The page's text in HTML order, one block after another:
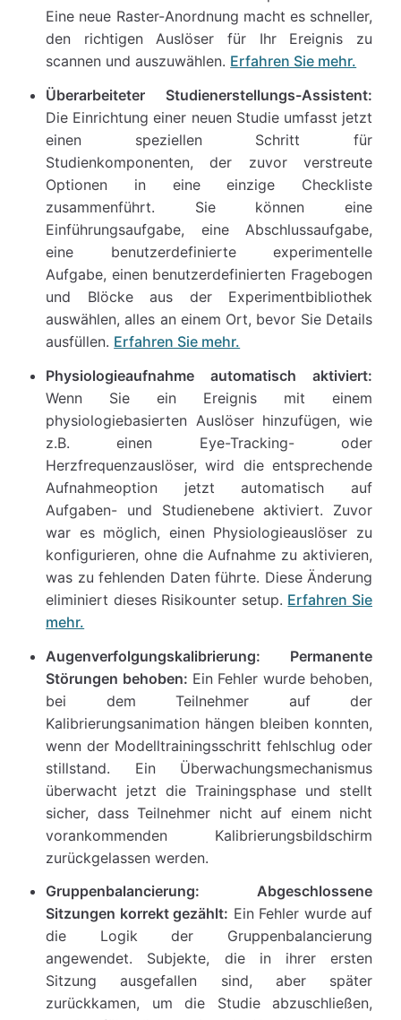
Eine neue Raster-Anordnung macht es schneller,
den richtigen Auslöser für Ihr Ereignis zu
scannen und auszuwählen. Erfahren Sie mehr.
Überarbeiteter Studienerstellungs-Assistent:
Die Einrichtung einer neuen Studie umfasst jetzt
einen speziellen Schritt für
Studienkomponenten, der zuvor verstreute
Optionen in eine einzige Checkliste
zusammenführt. Sie können eine
Einführungsaufgabe, eine Abschlussaufgabe,
eine benutzerdefinierte experimentelle
Aufgabe, einen benutzerdefinierten Fragebogen
und Blöcke aus der Experimentbibliothek
auswählen, alles an einem Ort, bevor Sie Details
ausfüllen. Erfahren Sie mehr.
Physiologieaufnahme automatisch aktiviert:
Wenn Sie ein Ereignis mit einem
physiologiebasierten Auslöser hinzufügen, wie
z.B. einen Eye-Tracking- oder
Herzfrequenzauslöser, wird die entsprechende
Aufnahmeoption jetzt automatisch auf
Aufgaben- und Studienebene aktiviert. Zuvor
war es möglich, einen Physiologieauslöser zu
konfigurieren, ohne die Aufnahme zu aktivieren,
was zu fehlenden Daten führte. Diese Änderung
eliminiert dieses Risikounter setup. Erfahren Sie
mehr.
Augenverfolgungskalibrierung: Permanente
Störungen behoben: Ein Fehler wurde behoben,
bei dem Teilnehmer auf der
Kalibrierungsanimation hängen bleiben konnten,
wenn der Modelltrainingsschritt fehlschlug oder
stillstand. Ein Überwachungsmechanismus
überwacht jetzt die Trainingsphase und stellt
sicher, dass Teilnehmer nicht auf einem nicht
vorankommenden Kalibrierungsbildschirm
zurückgelassen werden.
Gruppenbalancierung: Abgeschlossene
Sitzungen korrekt gezählt: Ein Fehler wurde auf
die Logik der Gruppenbalancierung
angewendet. Subjekte, die in ihrer ersten
Sitzung ausgefallen sind, aber später
zurückkamen, um die Studie abzuschließen,